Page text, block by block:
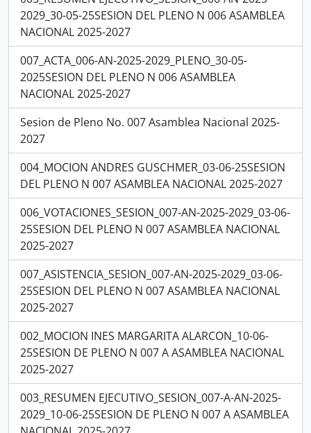
2029_30-05-25SESION DEL PLENO N 006 ASAMBLEA
NACIONAL 2025-2027
007_ACTA_006-AN-2025-2029_PLENO_30-05-
2025SESION DEL PLENO N 006 ASAMBLEA
NACIONAL 2025-2027
Sesion de Pleno No. 007 Asamblea Nacional 2025-
2027
004_MOCION ANDRES GUSCHMER_03-06-25SESION
DEL PLENO N 007 ASAMBLEA NACIONAL 2025-2027
006_VOTACIONES_SESION_007-AN-2025-2029_03-06-
25SESION DEL PLENO N 007 ASAMBLEA NACIONAL
2025-2027
007_ASISTENCIA_SESION_007-AN-2025-2029_03-06-
25SESION DEL PLENO N 007 ASAMBLEA NACIONAL
2025-2027
002_MOCION INES MARGARITA ALARCON_10-06-
25SESION DE PLENO N 007 A ASAMBLEA NACIONAL
2025-2027
003_RESUMEN EJECUTIVO_SESION_007-A-AN-2025-
2029_10-06-25SESION DE PLENO N 007 A ASAMBLEA